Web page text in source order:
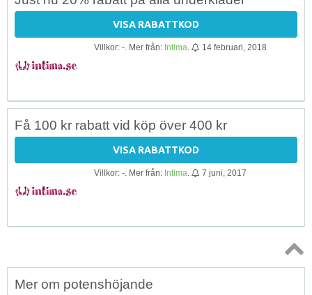
VISA RABATTKOD
Villkor: -. Mer från: Intima 14 februari, 2018
Få 100 kr rabatt vid köp över 400 kr
VISA RABATTKOD
Villkor: -. Mer från: Intima 7 juni, 2017
Topp
Mer om potenshöjande